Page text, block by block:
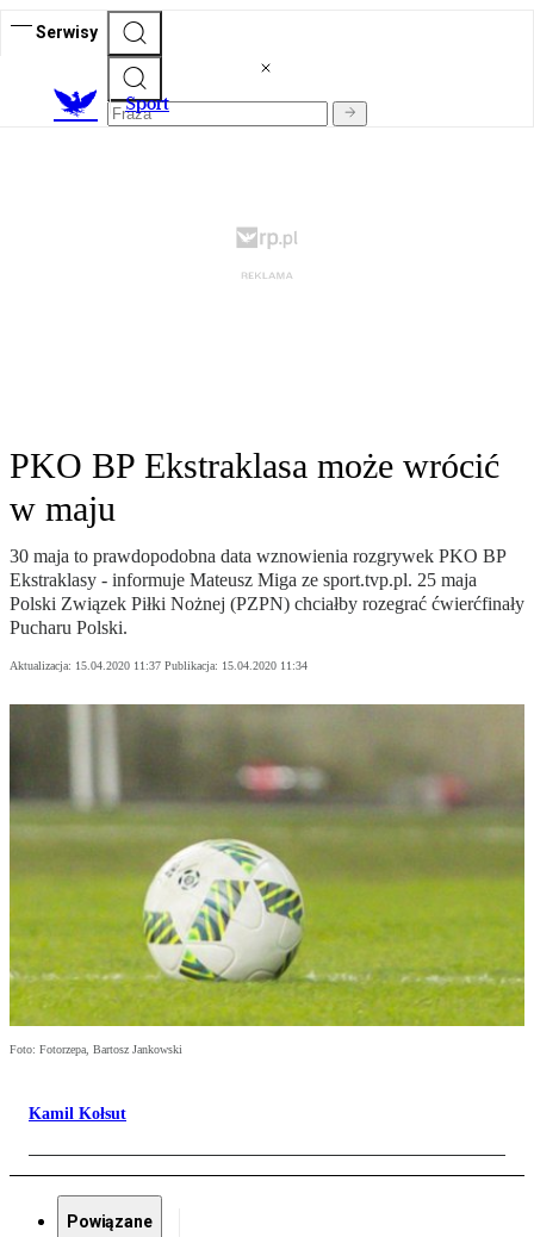
Serwisy
Sport
PKO BP Ekstraklasa może wrócić
w maju
30 maja to prawdopodobna data wznowienia rozgrywek PKO BP
Ekstraklasy - informuje Mateusz Miga ze sport.tvp.pl. 25 maja
Polski Związek Piłki Nożnej (PZPN) chciałby rozegrać ćwierćfinały
Pucharu Polski.
Aktualizacja: 15.04.2020 11:37 Publikacja: 15.04.2020 11:34
Foto: Fotorzepa, Bartosz Jankowski
Kamil Kołsut
Powiązane